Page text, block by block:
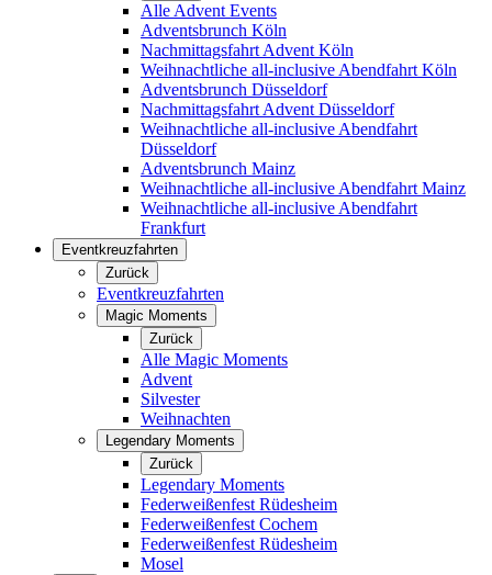
Alle Advent Events
Adventsbrunch Köln
Nachmittagsfahrt Advent Köln
Weihnachtliche all-inclusive Abendfahrt Köln
Adventsbrunch Düsseldorf
Nachmittagsfahrt Advent Düsseldorf
Weihnachtliche all-inclusive Abendfahrt
Düsseldorf
Adventsbrunch Mainz
Weihnachtliche all-inclusive Abendfahrt Mainz
Weihnachtliche all-inclusive Abendfahrt
Frankfurt
Eventkreuzfahrten
Zurück
Eventkreuzfahrten
Magic Moments
Zurück
Alle Magic Moments
Advent
Silvester
Weihnachten
Legendary Moments
Zurück
Legendary Moments
Federweißenfest Rüdesheim
Federweißenfest Cochem
Federweißenfest Rüdesheim
Mosel